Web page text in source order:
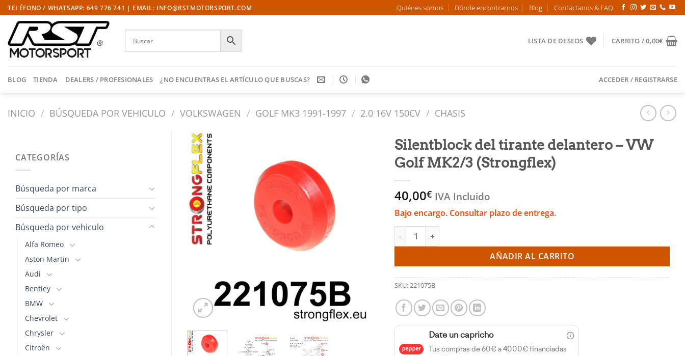
Saltar
al
contenido
TELÉFONO / WHATSAPP: 649 776 741 | EMAIL: INFO@RSTMOTORSPORT.COM Quiénes somos Dónde encontrarnos Blog Contáctanos & FAQ
LISTA DE DESEOS CARRITO /0,00€
BLOG TIENDA DEALERS / PROFESIONALES ¿NO ENCUENTRAS EL ARTÍCULO QUE BUSCAS? ACCEDER / REGISTRARSE
INICIO / BÚSQUEDA POR VEHICULO / VOLKSWAGEN / GOLF MK3 1991-1997 / 2.0 16V 150CV / CHASIS
CATEGORÍAS
Búsqueda por marca
Búsqueda por tipo
Búsqueda por vehiculo
Alfa Romeo
Aston Martin
Audi
Bentley
BMW
Chevrolet
Chrysler
Citroën
Silentblock del tirante delantero – VW
Golf MK2/3 (Strongflex)
40,00€ IVA Incluido
Bajo encargo. Consultar plazo de entrega.
Silentblock del tirante delantero - VW Golf MK2/3 (Strongflex) cantidad
AÑADIR AL CARRITO
SKU:221075B
Date un capricho
Tus compras de 60€ a 4000€ financiadas